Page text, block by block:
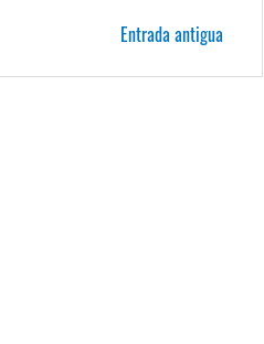
Entrada antigua